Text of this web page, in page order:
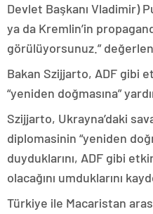
Devlet Başkanı Vladimir)
ya da Kremlin’in
görülüyorsunuz.”
Bakan Szijjarto, ADF gibi
“yeniden doğmasına”
Szijjarto, Ukrayna’daki
diplomasinin “yeniden
duyduklarını, ADF gibi
olacağını umduklarını
Türkiye ile Macaristan